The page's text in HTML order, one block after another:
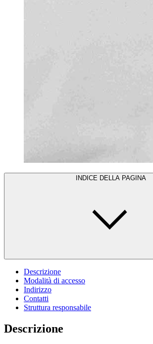
INDICE DELLA PAGINA
Descrizione
Modalità di accesso
Indirizzo
Contatti
Struttura responsabile
Descrizione